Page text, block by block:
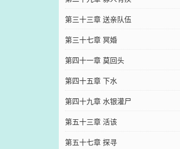
第三十三章 送亲队伍
第三十七章 冥婚
第四十一章 莫回头
第四十五章 下水
第四十九章 水银灌尸
第五十三章 活该
第五十七章 探寻